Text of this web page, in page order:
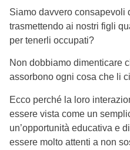
Siamo davvero consapevoli
trasmettendo ai nostri figli
per tenerli occupati?
Non dobbiamo dimenticare
assorbono ogni cosa che li
Ecco perché la loro
essere vista come un
un’opportunità educativa e
essere molto attenti a non